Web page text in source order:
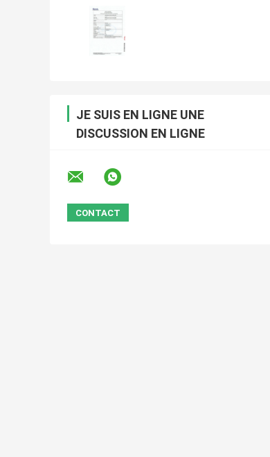
JE SUIS EN LIGNE UNE
DISCUSSION EN LIGNE